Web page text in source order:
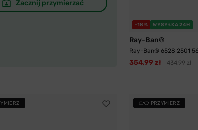
Zacznij przymierzać
-18% WYSYŁKA 24H
Ray-Ban®
Ray-Ban® 6528 2501
354,99 zł 434,99 zł
PRZYMIERZ